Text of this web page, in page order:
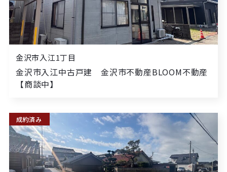
金沢市入江1丁目
金沢市入江中古戸建 金沢市不動産BLOOM不動産
【商談中】
成約済み